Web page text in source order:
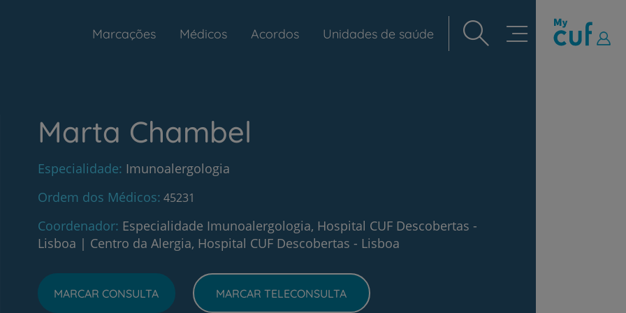
Navegação
Marcações Médicos Acordos Unidades de saúde
Marta Chambel
Especialidade Imunoalergologia
Ordem dos Médicos 45231
Coordenador Especialidade Imunoalergologia, Hospital CUF Descobertas -
Lisboa | Centro da Alergia, Hospital CUF Descobertas - Lisboa
MARCAR CONSULTA MARCAR TELECONSULTA